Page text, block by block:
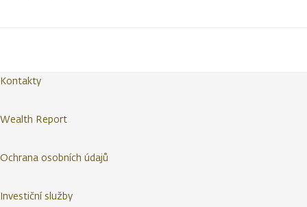
Kontakty
Wealth Report
Ochrana osobních údajů
Investiční služby